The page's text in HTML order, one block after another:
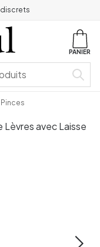
discrets
PANIER
Pinces